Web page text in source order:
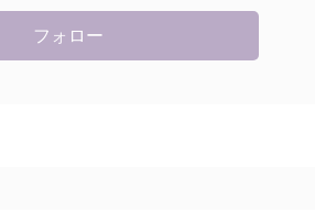
フォロー